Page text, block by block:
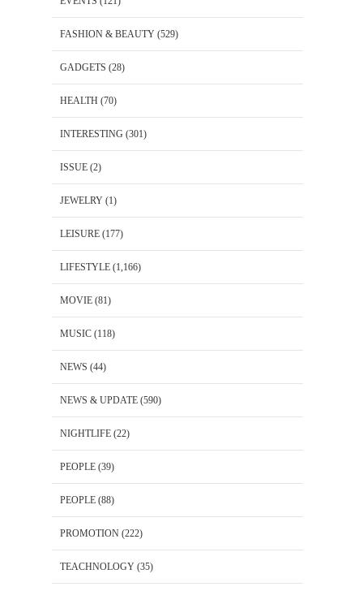
FASHION & BEAUTY (529)
GADGETS (28)
HEALTH (70)
INTERESTING (301)
ISSUE (2)
JEWELRY (1)
LEISURE (177)
LIFESTYLE (1,166)
MOVIE (81)
MUSIC (118)
NEWS (44)
NEWS & UPDATE (590)
NIGHTLIFE (22)
PEOPLE (39)
PEOPLE (88)
PROMOTION (222)
TEACHNOLOGY (35)